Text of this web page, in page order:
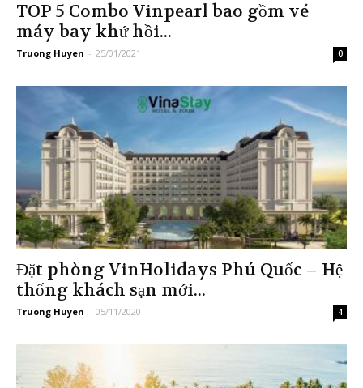
TOP 5 Combo Vinpearl bao gồm vé
máy bay khứ hồi...
Truong Huyen - 25/01/2021 0
Đặt phòng VinHolidays Phú Quốc – Hệ
thống khách sạn mới...
Truong Huyen - 05/11/2020 4